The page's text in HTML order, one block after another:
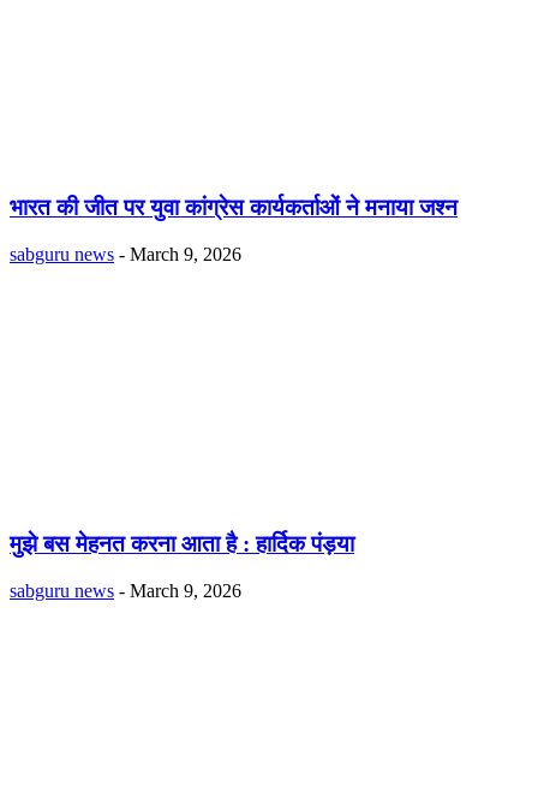
भारत की जीत पर युवा कांग्रेस कार्यकर्ताओं ने मनाया जश्न
sabguru news - March 9, 2026
मुझे बस मेहनत करना आता है : हार्दिक पंड़या
sabguru news - March 9, 2026